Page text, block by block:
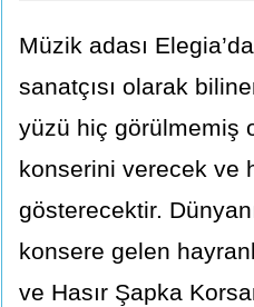
Müzik adası
sanatçısı olarak
yüzü hiç görülmemiş
konserini verecek ve
gösterecektir.
konsere gelen
ve Hasır Şapka